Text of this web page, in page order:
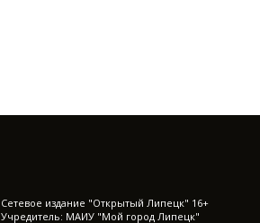
Cетевое издание "Открытый Липецк" 16+
Учредитель: МАИУ "Мой город Липецк"